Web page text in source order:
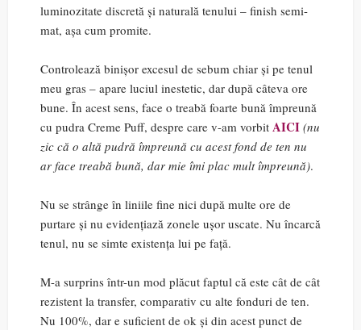
luminozitate discretă și naturală tenului – finish semi-
mat, așa cum promite.
Controlează binișor excesul de sebum chiar și pe tenul
meu gras – apare luciul inestetic, dar după câteva ore
bune. În acest sens, face o treabă foarte bună împreună
cu pudra Creme Puff, despre care v-am vorbit AICI (nu
zic că o altă pudră împreună cu acest fond de ten nu
ar face treabă bună, dar mie îmi plac mult împreună).
Nu se strânge în liniile fine nici după multe ore de
purtare și nu evidențiază zonele ușor uscate. Nu încarcă
tenul, nu se simte existența lui pe față.
M-a surprins într-un mod plăcut faptul că este cât de cât
rezistent la transfer, comparativ cu alte fonduri de ten.
Nu 100%, dar e suficient de ok și din acest punct de